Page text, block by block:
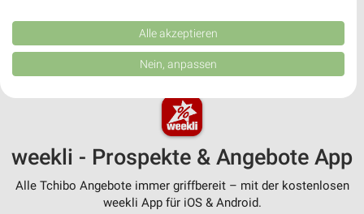
MEHR PROSPEKTE
weekli - Prospekte & Angebote App
Alle Tchibo Angebote immer griffbereit – mit der kostenlosen
weekli App für iOS & Android.
Kombinationen von Daten aus verschiedenen Quellen. Entwicklung und
Verbesserung der Angebote. Verwendung reduzierter Daten zur Auswahl
von Inhalten.
Daten können außerhalb der Europäischen Union weitergegeben und in die
USA gesendet werden.
Website/App.
Partnerliste anzeigen (1 IAB-Anbieter)
Wir nutzen Ihre Daten für folgende Zwecke:
IAB-Verarbeitungszwecke:
Speichern von oder Zugriff auf Informationen
auf einem Endgerät
Alle akzeptieren
Nein, anpassen